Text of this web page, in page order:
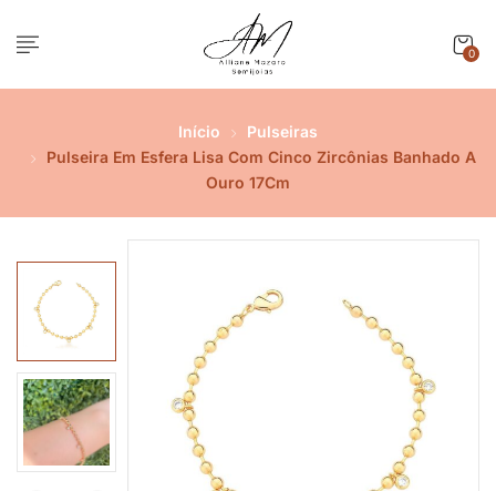
0
Início
Pulseiras
Pulseira Em Esfera Lisa Com Cinco Zircônias Banhado A
Ouro 17Cm